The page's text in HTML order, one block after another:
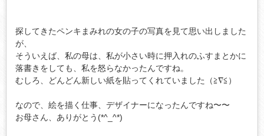
探してきたペンキまみれの女の子の写真を見て思い出しました
が、
そういえば、私の母は、私が小さい時に押入れのふすまとかに
落書きをしても、私を怒らなかったんですね。
むしろ、どんどん新しい紙を貼ってくれていました（≧∇≦）
なので、絵を描く仕事、デザイナーになったんですね〜〜
お母さん、ありがとう(*^_^*)